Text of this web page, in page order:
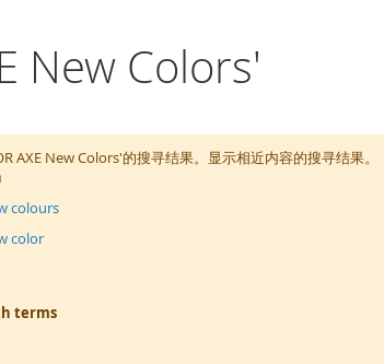
New Colors'
AXE New Colors'的搜寻结果。显示相近内容的搜寻结果。
colours
color
terms